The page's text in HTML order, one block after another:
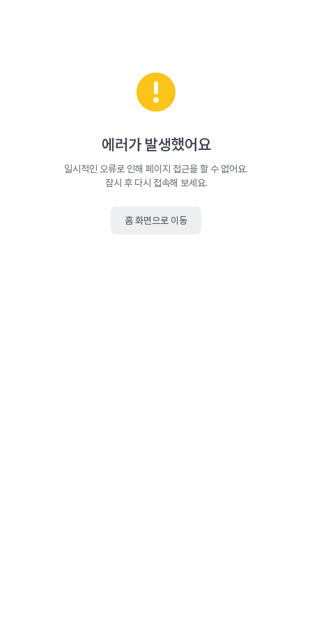
에러가 발생했어요
일시적인 오류로 인해 페이지 접근을 할 수 없어요.
잠시 후 다시 접속해 보세요.
홈 화면으로 이동